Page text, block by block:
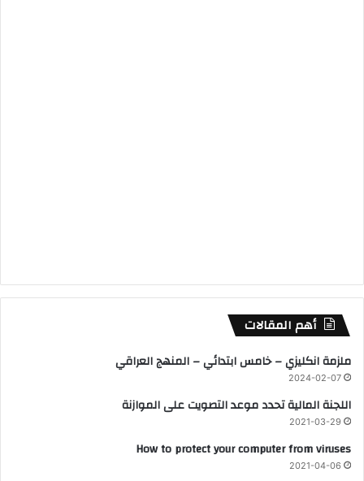
أهم المقالات
ملزمة انكليزي – خامس ابتدائي – المنهج العراقي
2024-02-07
اللجنة المالية تحدد موعد التصويت على الموازنة
2021-03-29
How to protect your computer from viruses
2021-04-06